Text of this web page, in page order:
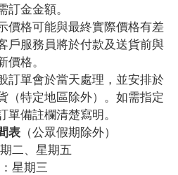
訂金金額。
價格可能與最終實際價格有差
戶服務員將於付款及送貨前與
價格。
訂單會於當天處理，並安排於
（特定地區除外）。如需指定
單備註欄清楚寫明。
表 （公眾假期除外）
二、星期五
星期三